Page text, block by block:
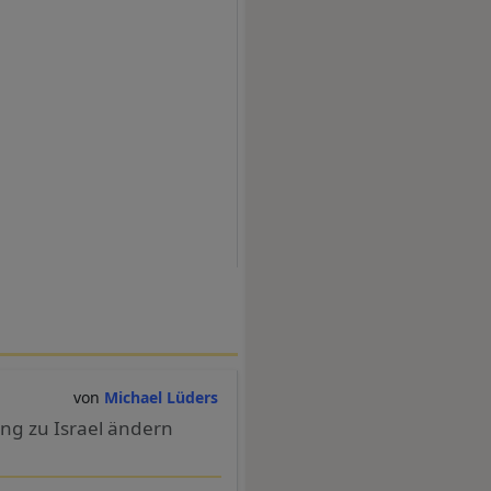
Michael Lüders
zu Israel ändern